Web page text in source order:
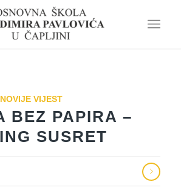
VIJEST
BEZ PAPIRA –
SUSRET